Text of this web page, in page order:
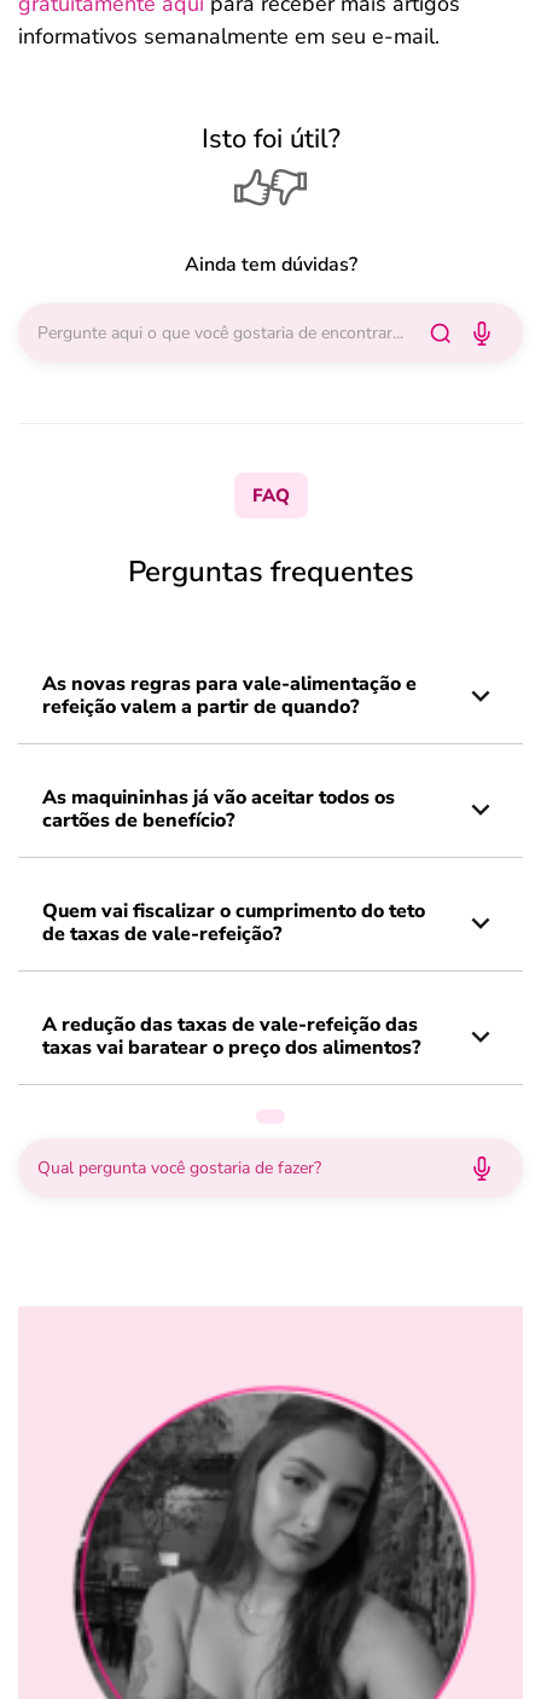
informativos semanalmente em seu e-mail.
Isto foi útil?
Ainda tem dúvidas?
FAQ
Perguntas frequentes
As novas regras para vale-alimentação e
refeição valem a partir de quando?
As maquininhas já vão aceitar todos os
cartões de benefício?
Quem vai fiscalizar o cumprimento do teto
de taxas de vale-refeição?
A redução das taxas de vale-refeição das
taxas vai baratear o preço dos alimentos?